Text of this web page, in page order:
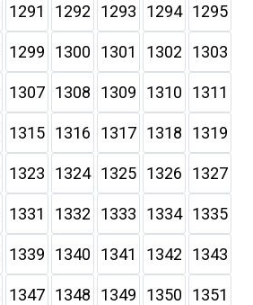
1291 1292 1293 1294 1295
1299 1300 1301 1302 1303
1307 1308 1309 1310 1311
1315 1316 1317 1318 1319
1323 1324 1325 1326 1327
1331 1332 1333 1334 1335
1339 1340 1341 1342 1343
1347 1348 1349 1350 1351